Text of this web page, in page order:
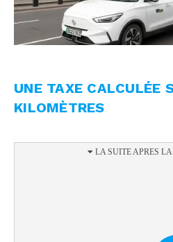
UNE TAXE CALCULÉE
KILOMÈTRES